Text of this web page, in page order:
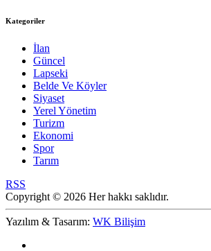
Kategoriler
İlan
Güncel
Lapseki
Belde Ve Köyler
Siyaset
Yerel Yönetim
Turizm
Ekonomi
Spor
Tarım
RSS
Copyright © 2026 Her hakkı saklıdır.
Yazılım & Tasarım: WK Bilişim